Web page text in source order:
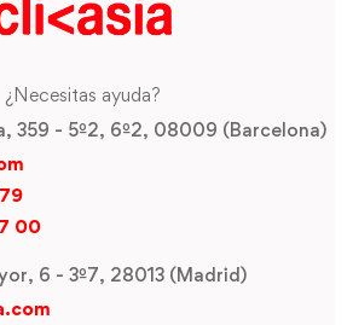
¿Necesitas ayuda?
359 - 5º2, 6º2, 08009 (Barcelona)
00
6 - 3º7, 28013 (Madrid)